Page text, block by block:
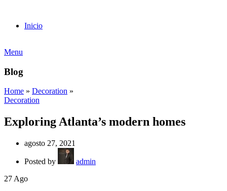
Inicio
Menu
Blog
Home » Decoration »
Decoration
Exploring Atlanta’s modern homes
agosto 27, 2021
Posted by
admin
27 Ago